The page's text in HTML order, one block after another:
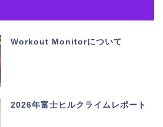
Workout Monitorについて
2026年富士ヒルクライムレポート